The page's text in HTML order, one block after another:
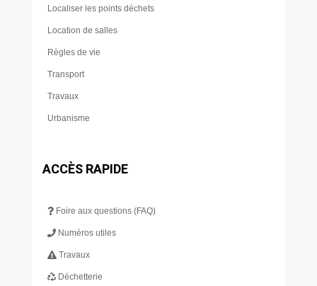
Localiser les points déchets
Location de salles
Règles de vie
Transport
Travaux
Urbanisme
ACCÈS RAPIDE
Foire aux questions (FAQ)
Numéros utiles
Travaux
Déchetterie